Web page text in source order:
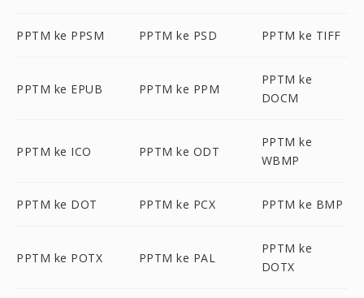
PPTM ke PPSM PPTM ke PSD PPTM ke TIFF
PPTM ke EPUB PPTM ke PPM
PPTM ke
DOCM
PPTM ke ICO PPTM ke ODT
PPTM ke
WBMP
PPTM ke DOT PPTM ke PCX PPTM ke BMP
PPTM ke POTX PPTM ke PAL
PPTM ke
DOTX